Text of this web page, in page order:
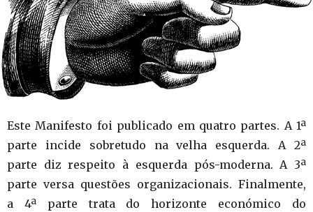
Este Manifesto foi publicado em quatro partes. A 1ª
parte incide sobretudo na velha esquerda. A 2ª
parte diz respeito à esquerda pós-moderna. A 3ª
parte versa questões organizacionais. Finalmente,
a 4ª parte trata do horizonte económico do